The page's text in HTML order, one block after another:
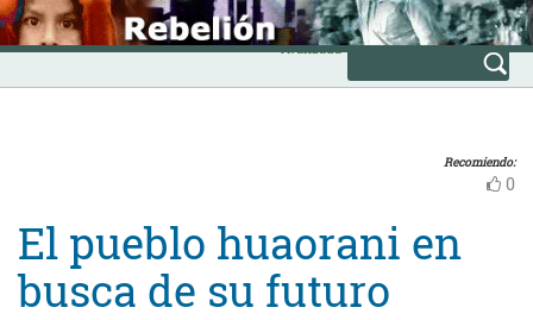
Skip
to
content
INICIO
Avanzada
Recomiendo:
0
El pueblo huaorani en
busca de su futuro